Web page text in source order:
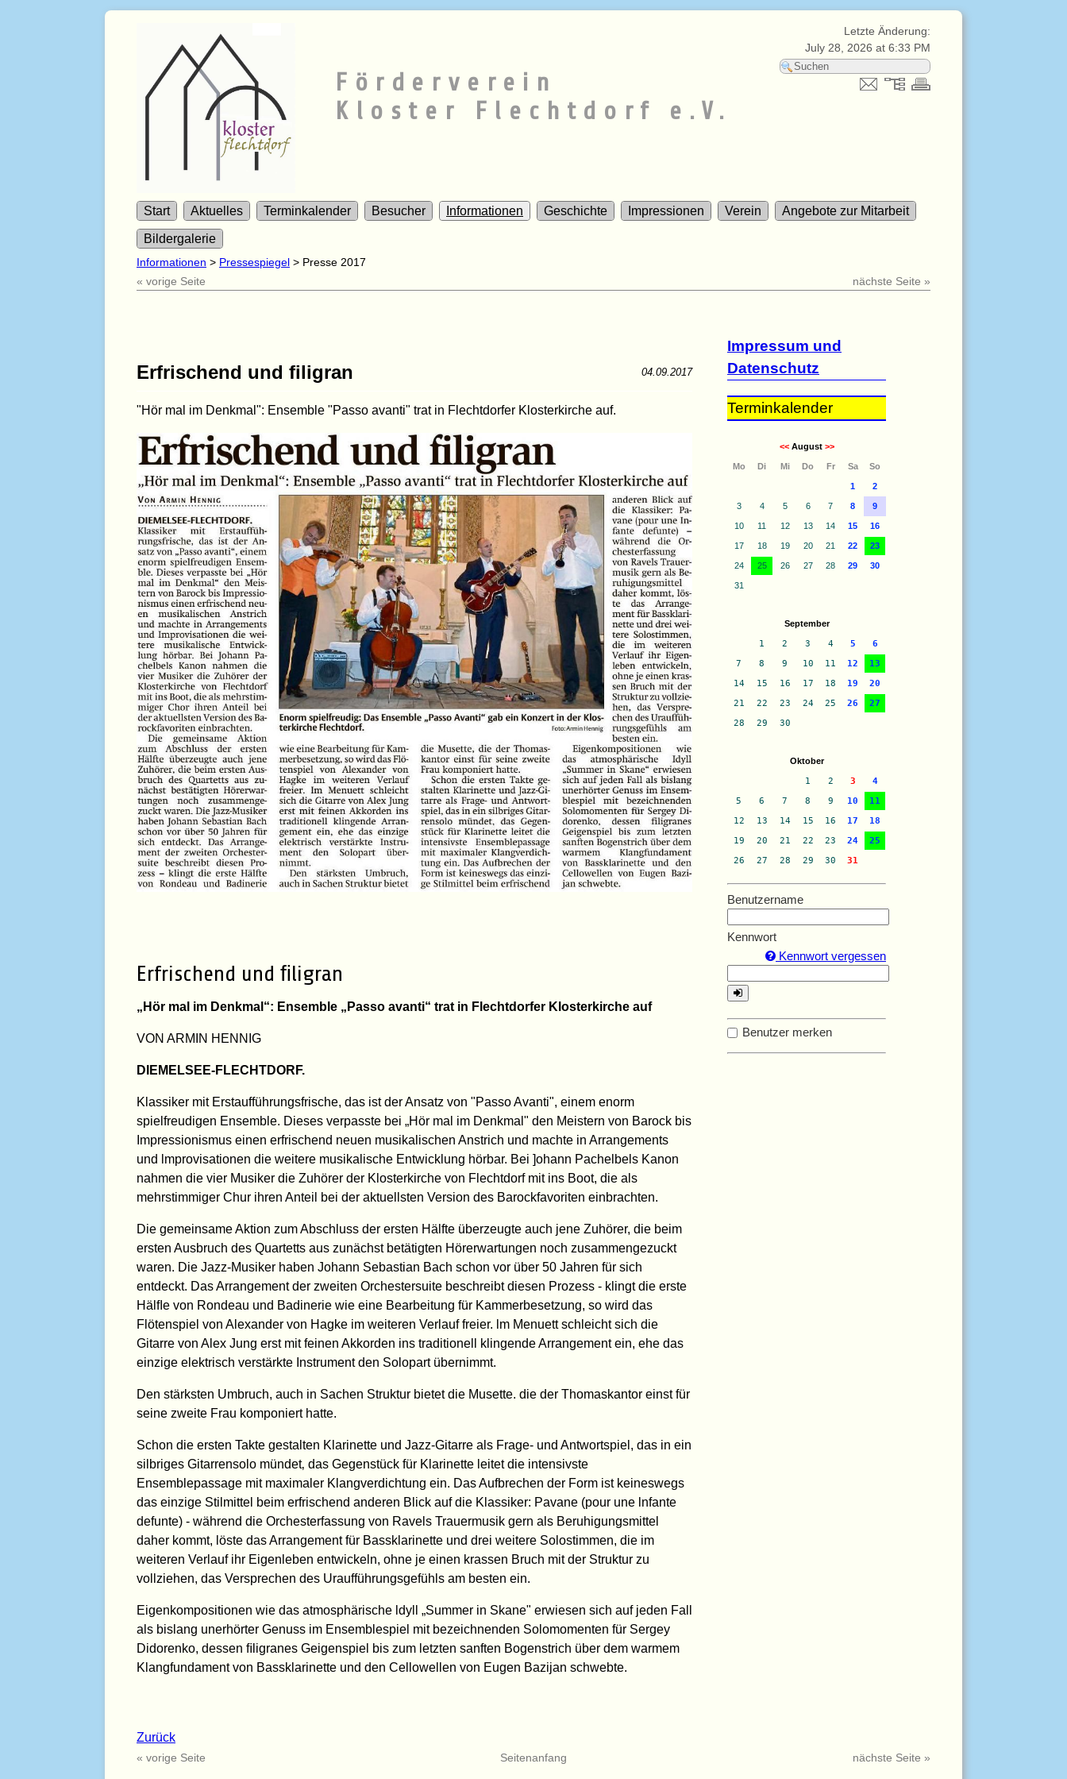
Letzte Änderung:
July 28, 2026 at 6:33 PM
Förderverein
Kloster Flechtdorf e.V.
Start Aktuelles Terminkalender Besucher Informationen Geschichte Impressionen Verein Angebote zur Mitarbeit
Bildergalerie
Informationen > Pressespiegel > Presse 2017
« vorige Seite
nächste Seite »
Erfrischend und filigran 04.09.2017
"Hör mal im Denkmal": Ensemble "Passo avanti" trat in Flechtdorfer Klosterkirche auf.
Erfrischend und ﬁligran
„Hör mal im Denkmal“: Ensemble „Passo avanti“ trat in Flechtdorfer Klosterkirche auf
VON ARMIN HENNIG
DIEMELSEE-FLECHTDORF.
Klassiker mit Erstaufführungsfrische, das ist der Ansatz von "Passo Avanti", einem enorm
spielfreudigen Ensemble. Dieses verpasste bei „Hör mal im Denkmal" den Meistern von Barock bis
Impressionismus einen erfrischend neuen musikalischen Anstrich und machte in Arrangements
und lmprovisationen die weitere musikalische Entwicklung hörbar. Bei ]ohann Pachelbels Kanon
nahmen die vier Musiker die Zuhörer der Klosterkirche von Flechtdorf mit ins Boot, die als
mehrstimmiger Chur ihren Anteil bei der aktuellsten Version des Barockfavoriten einbrachten.
Die gemeinsame Aktion zum Abschluss der ersten Hälfte überzeugte auch jene Zuhörer, die beim
ersten Ausbruch des Quartetts aus zunächst betätigten Hörerwartungen noch zusammengezuckt
waren. Die Jazz-Musiker haben Johann Sebastian Bach schon vor über 50 Jahren für sich
entdeckt. Das Arrangement der zweiten Orchestersuite beschreibt diesen Prozess - klingt die erste
Hälﬂe von Rondeau und Badinerie wie eine Bearbeitung für Kammerbesetzung, so wird das
Flötenspiel von Alexander von Hagke im weiteren Verlauf freier. lm Menuett schleicht sich die
Gitarre von Alex Jung erst mit feinen Akkorden ins traditionell klingende Arrangement ein, ehe das
einzige elektrisch verstärkte Instrument den Solopart übernimmt.
Den stärksten Umbruch, auch in Sachen Struktur bietet die Musette. die der Thomaskantor einst für
seine zweite Frau komponiert hatte.
Schon die ersten Takte gestalten Klarinette und Jazz-Gitarre als Frage- und Antwortspiel, das in ein
silbriges Gitarrensolo mündet‚ das Gegenstück für Klarinette leitet die intensivste
Ensemblepassage mit maximaler Klangverdichtung ein. Das Aufbrechen der Form ist keineswegs
das einzige Stilmittel beim erfrischend anderen Blick auf die Klassiker: Pavane (pour une lnfante
defunte) - während die Orchesterfassung von Ravels Trauermusik gern als Beruhigungsmittel
daher kommt, löste das Arrangement für Bassklarinette und drei weitere Solostimmen, die im
weiteren Verlauf ihr Eigenleben entwickeln, ohne je einen krassen Bruch mit der Struktur zu
vollziehen, das Versprechen des Uraufführungsgefühls am besten ein.
Eigenkompositionen wie das atmosphärische ldyll „Summer in Skane" erwiesen sich auf jeden Fall
als bislang unerhörter Genuss im Ensemblespiel mit bezeichnenden Solomomenten für Sergey
Didorenko, dessen ﬁligranes Geigenspiel bis zum letzten sanften Bogenstrich über dem warmem
Klangfundament von Bassklarinette und den Cellowellen von Eugen Bazijan schwebte.
Zurück
Impressum und
Datenschutz
Terminkalender
<<August >>
Mo Di Mi Do Fr Sa So
1 2
3 4 5 6 7 8 9
10 11 12 13 14 15 16
17 18 19 20 21 22 23
24 25 26 27 28 29 30
31
September
1 2 3 4 5
6
7
8 9 10 11 12
13
14
15 16 17 18 19
20
21
22 23 24 25 26
27
28
29 30
Oktober
1 2 3
4
5
6 7 8 9 10
11
12
13 14 15 16 17
18
19
20 21 22 23 24
25
26
27 28 29 30 31
Benutzername
Kennwort
Kennwort vergessen
Benutzer merken
« vorige Seite Seitenanfang nächste Seite »